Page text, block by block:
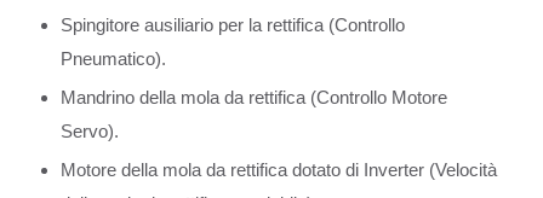
Spingitore ausiliario per la rettifica (Controllo
Pneumatico).
Mandrino della mola da rettifica (Controllo Motore
Servo).
Motore della mola da rettifica dotato di Inverter (Velocità